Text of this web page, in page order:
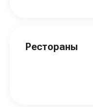
Рестораны